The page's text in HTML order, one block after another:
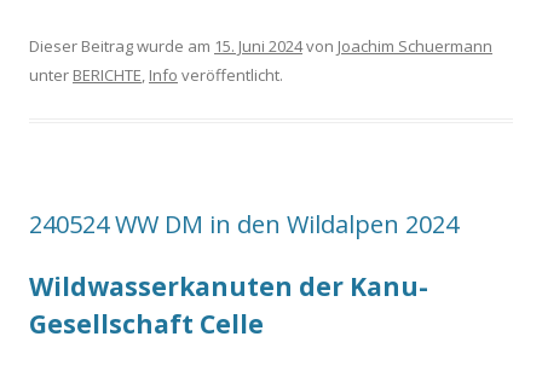
Dieser Beitrag wurde am 15. Juni 2024von Joachim Schuermann
unter BERICHTE, Info veröffentlicht.
240524 WW DM in den Wildalpen 2024
Wildwasserkanuten der Kanu-
Gesellschaft Celle